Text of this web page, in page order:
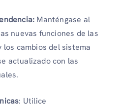
Manténgase al
nuevas funciones de las
los cambios del sistema
actualizado con las
: Utilice